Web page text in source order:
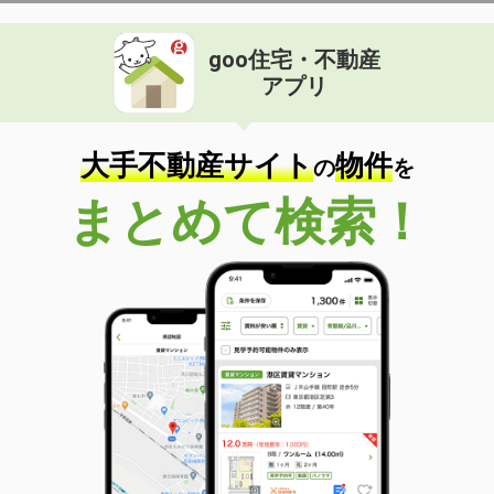
兵庫県神戸市東灘区深江南町１丁目
価 格
住 所
兵庫県神戸市東灘区深江南町１丁目
専有面積 54.88m²
間取り
2LDK
兵庫県加古川市平岡町土山
価 格
6.90万円
兵庫県加古川市平岡町土山
42.35m²
間取り
1LDK
兵庫県尼崎市次屋１
価 格
7.10万円
住 所
兵庫県尼崎市次屋１
専有面積 20.28m²
間取り
1K
goo住宅・不動産
アプリ
大手不動産サイトの物件を
まとめて検索！